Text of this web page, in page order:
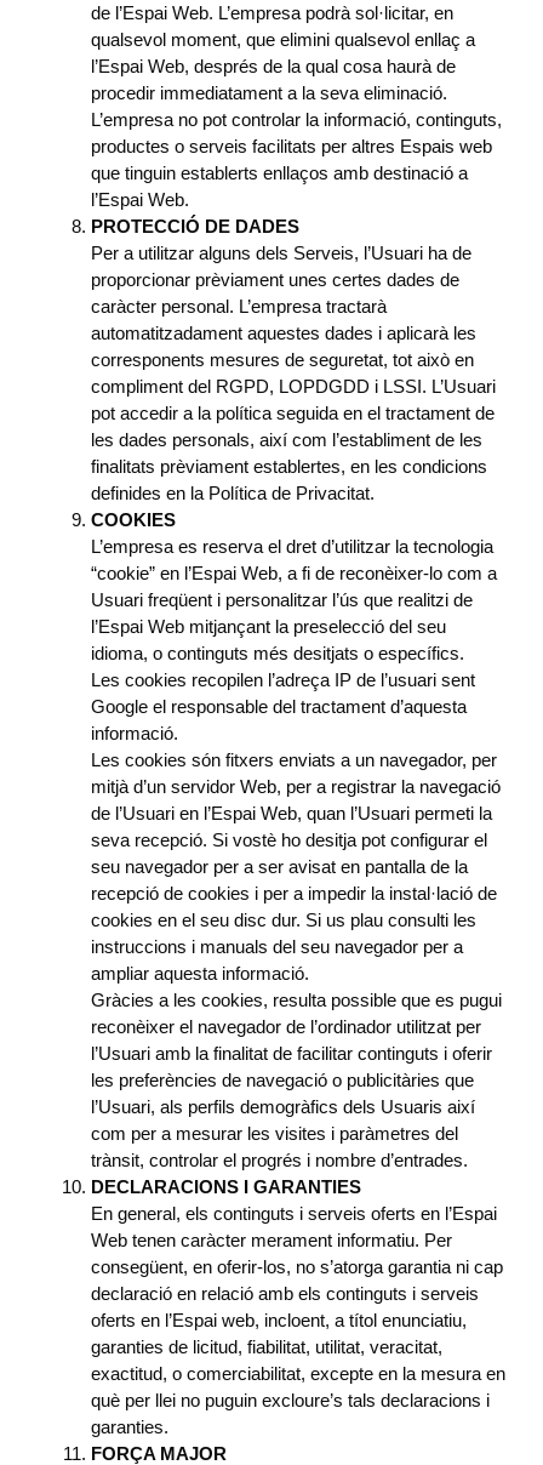
de l’Espai Web. L’empresa podrà sol·licitar, en
qualsevol moment, que elimini qualsevol enllaç a
l’Espai Web, després de la qual cosa haurà de
procedir immediatament a la seva eliminació.
L’empresa no pot controlar la informació, continguts,
productes o serveis facilitats per altres Espais web
que tinguin establerts enllaços amb destinació a
l’Espai Web.
PROTECCIÓ DE DADES
Per a utilitzar alguns dels Serveis, l’Usuari ha de
proporcionar prèviament unes certes dades de
caràcter personal. L’empresa tractarà
automatitzadament aquestes dades i aplicarà les
corresponents mesures de seguretat, tot això en
compliment del RGPD, LOPDGDD i LSSI. L’Usuari
pot accedir a la política seguida en el tractament de
les dades personals, així com l’establiment de les
finalitats prèviament establertes, en les condicions
definides en la Política de Privacitat.
COOKIES
L’empresa es reserva el dret d’utilitzar la tecnologia
“cookie” en l’Espai Web, a fi de reconèixer-lo com a
Usuari freqüent i personalitzar l’ús que realitzi de
l’Espai Web mitjançant la preselecció del seu
idioma, o continguts més desitjats o específics.
Les cookies recopilen l’adreça IP de l’usuari sent
Google el responsable del tractament d’aquesta
informació.
Les cookies són fitxers enviats a un navegador, per
mitjà d’un servidor Web, per a registrar la navegació
de l’Usuari en l’Espai Web, quan l’Usuari permeti la
seva recepció. Si vostè ho desitja pot configurar el
seu navegador per a ser avisat en pantalla de la
recepció de cookies i per a impedir la instal·lació de
cookies en el seu disc dur. Si us plau consulti les
instruccions i manuals del seu navegador per a
ampliar aquesta informació.
Gràcies a les cookies, resulta possible que es pugui
reconèixer el navegador de l’ordinador utilitzat per
l’Usuari amb la finalitat de facilitar continguts i oferir
les preferències de navegació o publicitàries que
l’Usuari, als perfils demogràfics dels Usuaris així
com per a mesurar les visites i paràmetres del
trànsit, controlar el progrés i nombre d’entrades.
DECLARACIONS I GARANTIES
En general, els continguts i serveis oferts en l’Espai
Web tenen caràcter merament informatiu. Per
consegüent, en oferir-los, no s’atorga garantia ni cap
declaració en relació amb els continguts i serveis
oferts en l’Espai web, incloent, a títol enunciatiu,
garanties de licitud, fiabilitat, utilitat, veracitat,
exactitud, o comerciabilitat, excepte en la mesura en
què per llei no puguin excloure’s tals declaracions i
garanties.
FORÇA MAJOR